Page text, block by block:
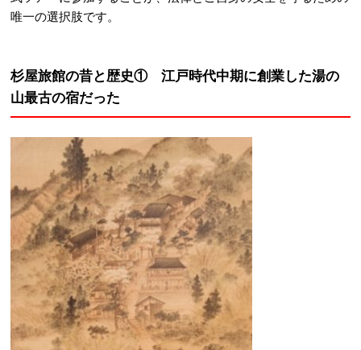
唯一の選択肢です。
杉屋旅館の昔と歴史① 江戸時代中期に創業した湯の
山最古の宿だった